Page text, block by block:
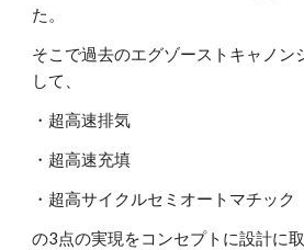
た。
そこで過去のエグゾーストキャノン
して、
・超高速排気
・超高速充填
・超高サイクルセミオートマチック
の3点の実現をコンセプトに設計に